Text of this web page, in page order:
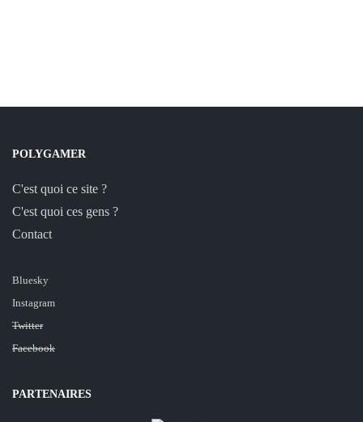
POLYGAMER
C'est quoi ce site ?
C'est quoi ces gens ?
Contact
Bluesky
Instagram
Twitter
Facebook
PARTENAIRES